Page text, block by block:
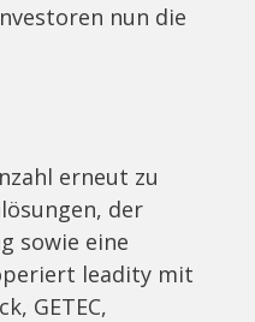
nun die
erneut zu
der
sowie eine
leadity mit
GETEC,